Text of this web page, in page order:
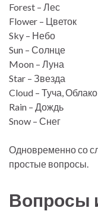
Forest – Лес
Flower – Цветок
Sky – Небо
Sun – Солнце
Moon – Луна
Star – Звезда
Cloud – Туча, Облако
Rain – Дождь
Snow – Снег
Одновременно со
простые вопросы.
Вопросы